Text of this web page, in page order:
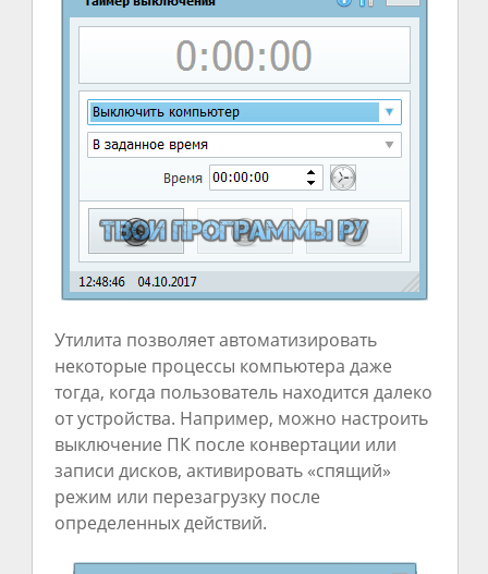
Утилита позволяет автоматизировать
некоторые процессы компьютера даже
тогда, когда пользователь находится далеко
от устройства. Например, можно настроить
выключение ПК после конвертации или
записи дисков, активировать «спящий»
режим или перезагрузку после
определенных действий.